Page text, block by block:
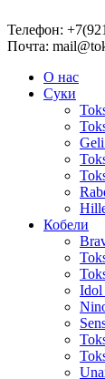
Телефон:
Почта:
О нас
Суки
Кобели
Idol